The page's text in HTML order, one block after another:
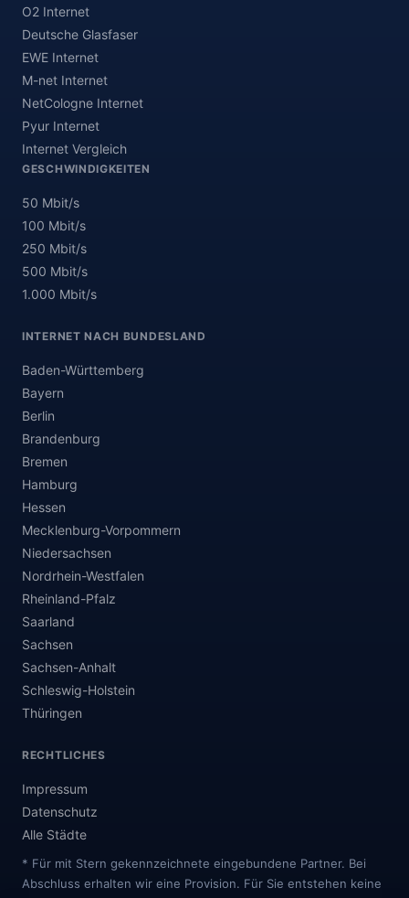
O2 Internet
Deutsche Glasfaser
EWE Internet
M-net Internet
NetCologne Internet
Pyur Internet
Internet Vergleich
GESCHWINDIGKEITEN
50 Mbit/s
100 Mbit/s
250 Mbit/s
500 Mbit/s
1.000 Mbit/s
INTERNET NACH BUNDESLAND
Baden-Württemberg
Bayern
Berlin
Brandenburg
Bremen
Hamburg
Hessen
Mecklenburg-Vorpommern
Niedersachsen
Nordrhein-Westfalen
Rheinland-Pfalz
Saarland
Sachsen
Sachsen-Anhalt
Schleswig-Holstein
Thüringen
RECHTLICHES
Impressum
Datenschutz
Alle Städte
* Für mit Stern gekennzeichnete eingebundene Partner. Bei
Abschluss erhalten wir eine Provision. Für Sie entstehen keine